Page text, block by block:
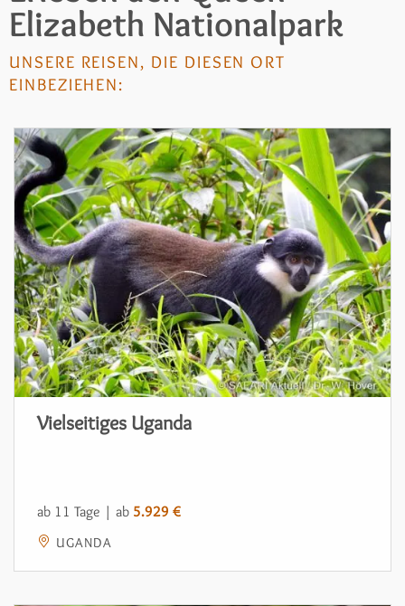
Elizabeth Nationalpark
UNSERE REISEN, DIE DIESEN ORT
EINBEZIEHEN:
Vielseitiges Uganda
ab 11 Tage | ab 5.929 €
UGANDA